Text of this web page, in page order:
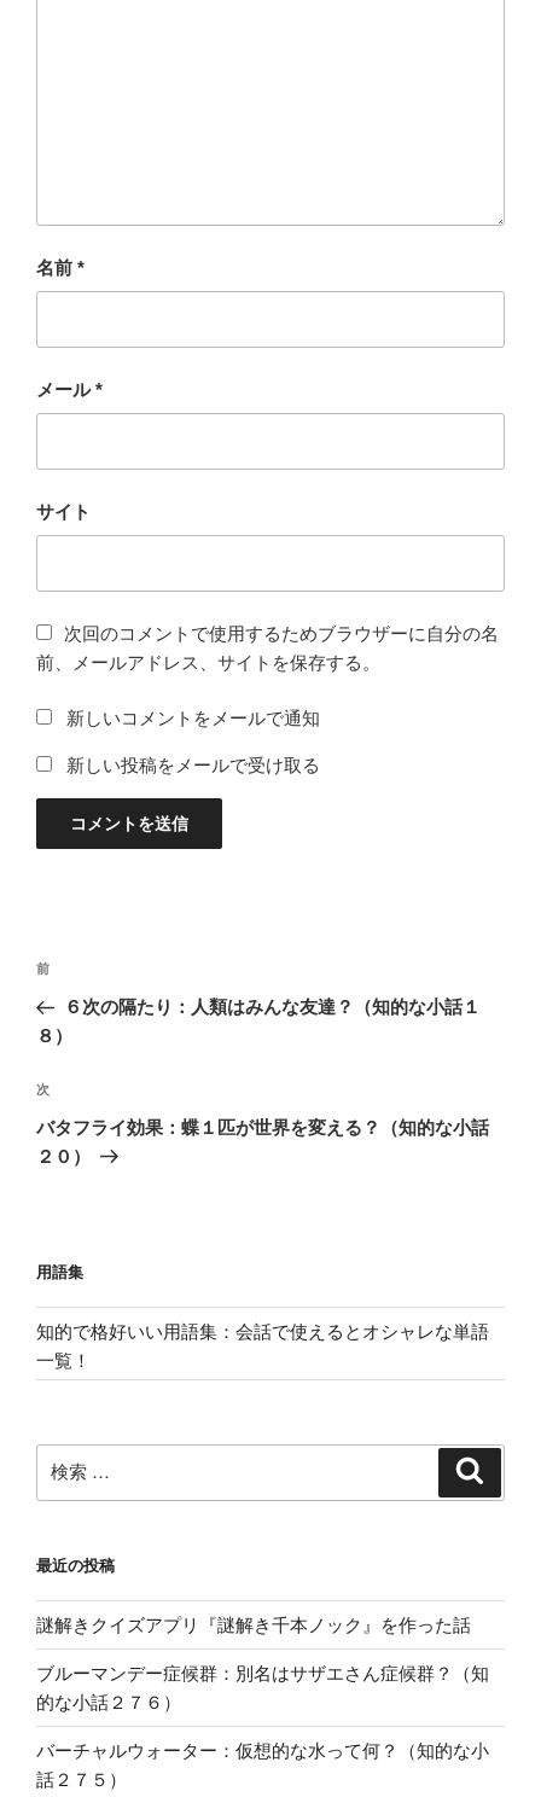
名前 *
メール*
サイト
次回のコメントで使用するためブラウザーに自分の名
前、メールアドレス、サイトを保存する。
新しいコメントをメールで通知
新しい投稿をメールで受け取る
投
ナ
ゲ
ー
シ
過
去
の
稿
前
６次の隔たり：人類はみんな友達？（知的な小話１
８）
次
の
投
次
バタフライ効果：蝶１匹が世界を変える？（知的な小話
２０）
用語集
知的で格好いい用語集：会話で使えるとオシャレな単語
一覧！
索:
最近の投稿
謎解きクイズアプリ『謎解き千本ノック』を作った話
ブルーマンデー症候群：別名はサザエさん症候群？（知
的な小話２７６）
バーチャルウォーター：仮想的な水って何？（知的な小
話２７５）